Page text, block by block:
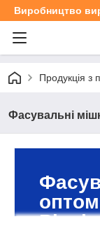
Виробництво
Продукція з
Фасувальні